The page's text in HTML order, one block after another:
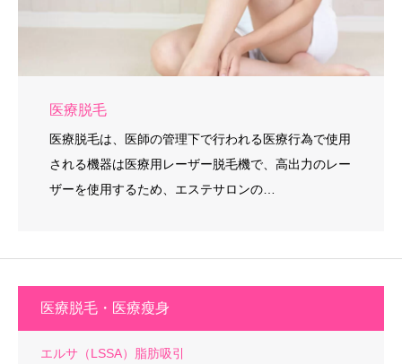
医療脱毛
医療脱毛は、医師の管理下で行われる医療行為で使用
される機器は医療用レーザー脱毛機で、高出力のレー
ザーを使用するため、エステサロンの…
医療脱毛・医療瘦身
エルサ（LSSA）脂肪吸引